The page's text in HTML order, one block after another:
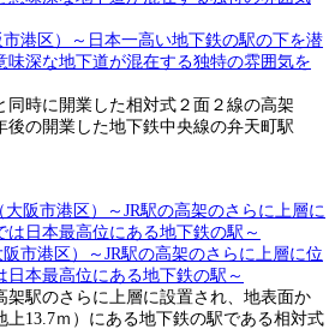
港区）～日本一高い地下鉄の駅の下を潜
味深な地下道が混在する独特の雰囲気を
同時に開業した相対式２面２線の高架
後の開業した地下鉄中央線の弁天町駅
市港区）～JR駅の高架のさらに上層に位
本最高位にある地下鉄の駅～
架駅のさらに上層に設置され、地表面か
上13.7ｍ）にある地下鉄の駅である相対式